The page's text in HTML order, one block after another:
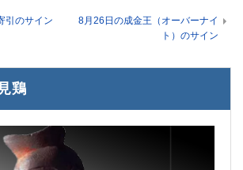
引のサイン
8月26日の成金王（オーバーナイ
ト）のサイン
鶏